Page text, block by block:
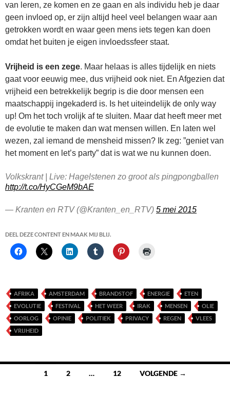
van leren, ze komen en ze gaan en als individu heb je daar
geen invloed op, er zijn altijd heel veel belangen waar aan
getrokken wordt en waar geen mens iets tegen kan doen
omdat het buiten je eigen invloedssfeer staat.
Vrijheid is een zege. Maar helaas is alles tijdelijk en niets
gaat voor eeuwig mee, dus vrijheid ook niet. En Afgezien dat
vrijheid een betrekkelijk begrip is die door mensen een
maatschappij ingekaderd is. Is het uiteindelijk de only way
up! Om het toch vrolijk af te sluiten. Maar dat heeft meer met
de evolutie te maken dan wat mensen willen. En laten wel
wezen, zal iemand de mensheid missen? Ik zeg: ”geniet van
het moment en let’s party” dat is wat we nu kunnen doen.
Volkskrant | Live: Hagelstenen zo groot als pingpongballen
http://t.co/HyCGeM9bAE
— Kranten en RTV (@Kranten_en_RTV) 5 mei 2015
DEEL DEZE CONTENT EN MAAK MIJ BLIJ.
AFRIKA AMSTERDAM BRANDSTOF ENERGIE
ETEN
EVOLUTIE
FESTIVAL HET WEER IRAK MENSEN
OLIE
OORLOG
OPINIE POLITIEK PRIVACY REGEN
VLEES
VRIJHEID
Berichten
1 2 … 12 VOLGENDE →